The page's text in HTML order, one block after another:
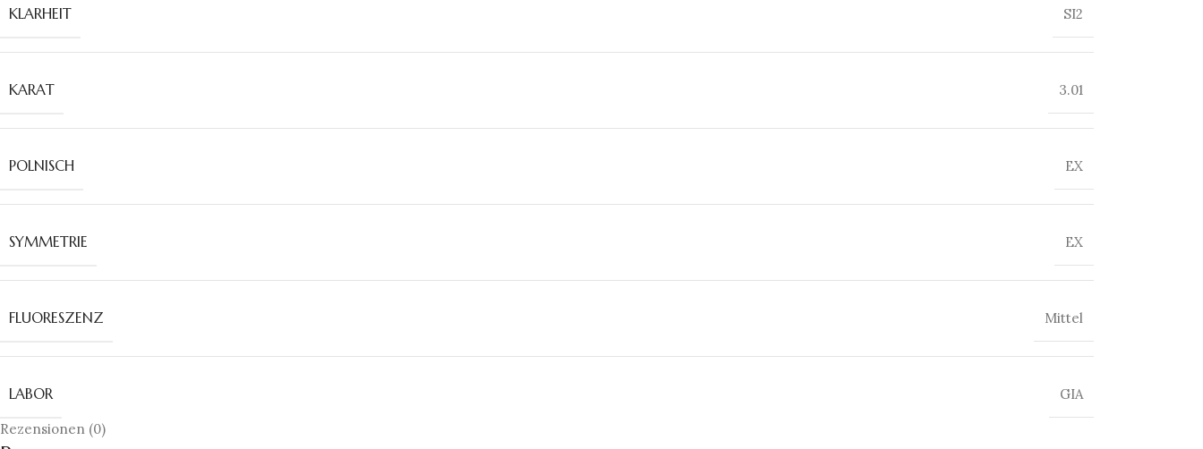
KLARHEIT SI2
KARAT 3.01
POLNISCH EX
SYMMETRIE EX
FLUORESZENZ Mittel
LABOR GIA
Rezensionen (0)